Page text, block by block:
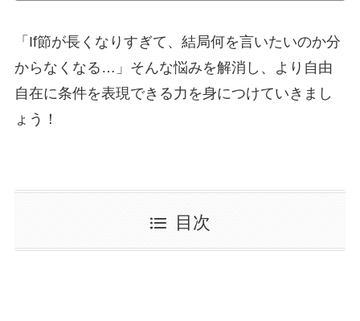
「If節が長くなりすぎて、結局何を言いたいのか分
からなくなる…」そんな悩みを解消し、より自由
自在に条件を表現できる力を身につけていきまし
ょう！
目次